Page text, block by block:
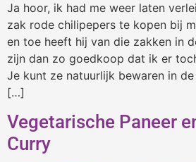
Ja hoor, ik had me weer laten
zak rode chilipepers te kopen bij
en toe heeft hij van die zakken in
zijn dan zo goedkoop dat ik er
Je kunt ze natuurlijk bewaren in
[…]
Vegetarische Paneer
Curry